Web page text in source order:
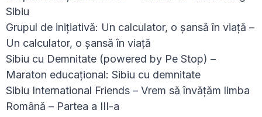
Sibiu
Grupul de inițiativă: Un calculator, o șansă în viață –
Un calculator, o șansă în viață
Sibiu cu Demnitate (powered by Pe Stop) –
Maraton educațional: Sibiu cu demnitate
Sibiu International Friends – Vrem să învățăm limba
Română – Partea a III-a